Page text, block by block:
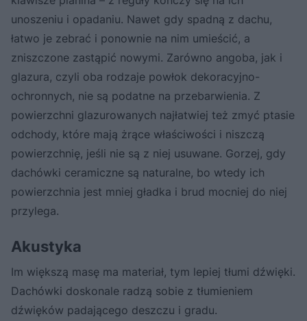
unoszeniu i opadaniu. Nawet gdy spadną z dachu,
łatwo je zebrać i ponownie na nim umieścić, a
zniszczone zastąpić nowymi. Zarówno angoba, jak i
glazura, czyli oba rodzaje powłok dekoracyjno-
ochronnych, nie są podatne na przebarwienia. Z
powierzchni glazurowanych najłatwiej też zmyć ptasie
odchody, które mają żrące właściwości i niszczą
powierzchnię, jeśli nie są z niej usuwane. Gorzej, gdy
dachówki ceramiczne są naturalne, bo wtedy ich
powierzchnia jest mniej gładka i brud mocniej do niej
przylega.
Akustyka
Im większą masę ma materiał, tym lepiej tłumi dźwięki.
Dachówki doskonale radzą sobie z tłumieniem
dźwięków padającego deszczu i gradu.